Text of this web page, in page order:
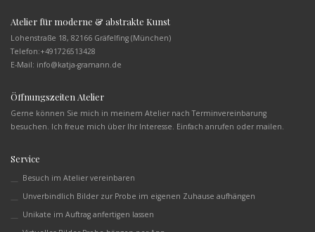
Atelier für moderne & abstrakte Kunst
Lohenstraße 18, 82166 Gräfelfing (München)
Telefon:+491726513428
E-Mail: info@katja-gramann.de
Öffnungszeiten Atelier
Gerne können Sie mich in meinem Atelier nach Terminvereinbarung
besuchen. Ich freue mich über Ihr Interesse. Einfach anrufen oder mailen.
Service
Besuch im Atelier vereinbaren
Unverbindlich Bilder zur Probe im eigenen Zuhause aufhängen
Unikate im Auftrag anfertigen lassen